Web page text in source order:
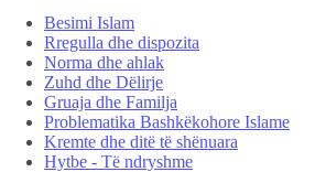
Besimi Islam
Rregulla dhe dispozita
Norma dhe ahlak
Zuhd dhe Dëlirje
Gruaja dhe Familja
Problematika Bashkëkohore Islame
Kremte dhe ditë të shënuara
Hytbe - Të ndryshme